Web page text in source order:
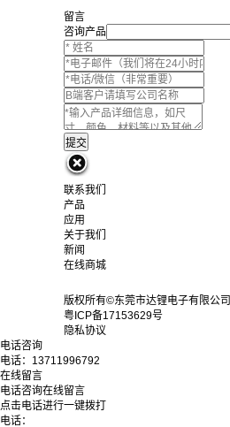
留言
咨询产品
联系我们
产品
应用
关于我们
新闻
在线商城
版权所有©东莞市达锂电子有限公司
粤ICP备17153629号
隐私协议
电话咨询
电话： 13711996792
在线留言
电话咨询在线留言
点击电话进行一键拨打
电话：